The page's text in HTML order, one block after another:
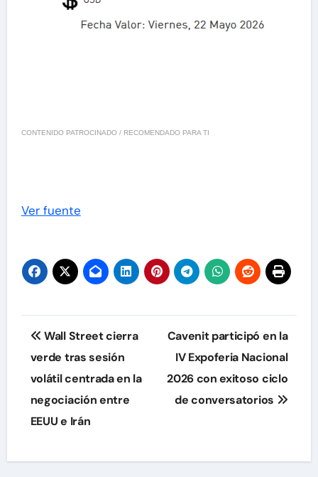
CONTENIDO PATROCINADO / RECOMENDADO PARA TI
Ver fuente
Navegación
de
entradas
Wall Street cierra
verde tras sesión
volátil centrada en la
negociación entre
EEUU e Irán
Cavenit participó en la
IV Expoferia Nacional
2026 con exitoso ciclo
de conversatorios